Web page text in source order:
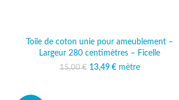
Toile de coton unie pour ameublement –
Largeur 280 centimètres – Ficelle
15,00€
Le prix initial était :
13,49 € Le prix actuel est :
mètre